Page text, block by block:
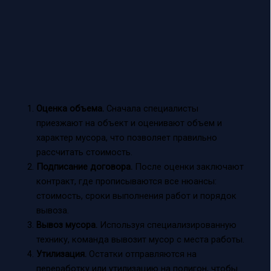
Оценка объема. Сначала специалисты
приезжают на объект и оценивают объем и
характер мусора, что позволяет правильно
рассчитать стоимость.
Подписание договора. После оценки заключают
контракт, где прописываются все нюансы:
стоимость, сроки выполнения работ и порядок
вывоза.
Вывоз мусора. Используя специализированную
технику, команда вывозит мусор с места работы.
Утилизация. Остатки отправляются на
переработку или утилизацию на полигон, чтобы